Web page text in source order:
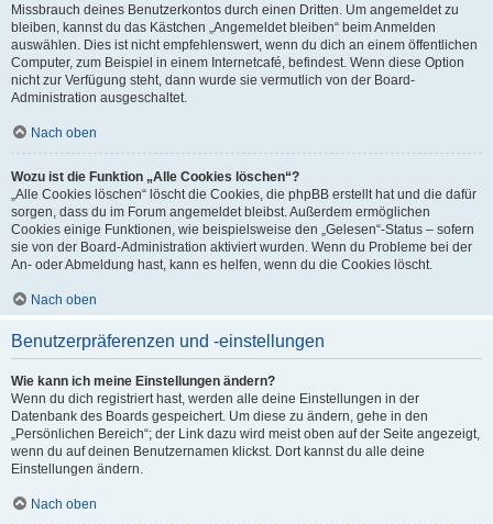
Missbrauch deines Benutzerkontos durch einen Dritten. Um angemeldet zu
bleiben, kannst du das Kästchen „Angemeldet bleiben“ beim Anmelden
auswählen. Dies ist nicht empfehlenswert, wenn du dich an einem öffentlichen
Computer, zum Beispiel in einem Internetcafé, befindest. Wenn diese Option
nicht zur Verfügung steht, dann wurde sie vermutlich von der Board-
Administration ausgeschaltet.
Nach oben
Wozu ist die Funktion „Alle Cookies löschen“?
„Alle Cookies löschen“ löscht die Cookies, die phpBB erstellt hat und die dafür
sorgen, dass du im Forum angemeldet bleibst. Außerdem ermöglichen
Cookies einige Funktionen, wie beispielsweise den „Gelesen“-Status – sofern
sie von der Board-Administration aktiviert wurden. Wenn du Probleme bei der
An- oder Abmeldung hast, kann es helfen, wenn du die Cookies löscht.
Nach oben
Benutzerpräferenzen und -einstellungen
Wie kann ich meine Einstellungen ändern?
Wenn du dich registriert hast, werden alle deine Einstellungen in der
Datenbank des Boards gespeichert. Um diese zu ändern, gehe in den
„Persönlichen Bereich“; der Link dazu wird meist oben auf der Seite angezeigt,
wenn du auf deinen Benutzernamen klickst. Dort kannst du alle deine
Einstellungen ändern.
Nach oben